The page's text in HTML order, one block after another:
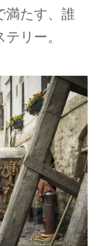
満たす、誰
リー。